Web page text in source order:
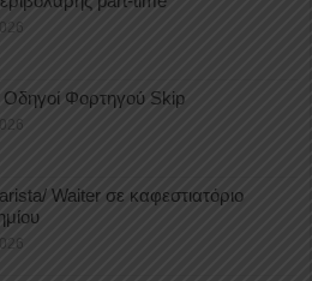
Οδηγοί Φορτηγού Skip
Waiter σε καφεστιατόριο